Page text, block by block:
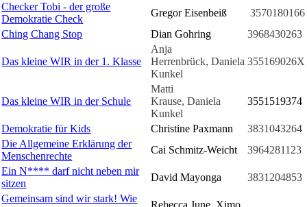
Checker Tobi - der große
Demokratie Check
Gregor Eisenbeiß
3570180166
Ching Chang Stop
Dian Gohring 3968430263
Das kleine WIR in der 1. Klasse
Anja
Herrenbrück, Daniela
Kunkel
355169026X
Das kleine WIR in der Schule
Matti
Krause, Daniela
Kunkel
3551519374
Demokratie für Kids Christine Paxmann
3831043264
Die Allgemeine Erklärung der
Menschenrechte
Cai Schmitz-Weicht
3964281123
Ein N**** darf nicht neben mir
sitzen
David Mayonga
3831204853
Gemeinsam sind wir stark! Wie
Rebecca June, Ximo